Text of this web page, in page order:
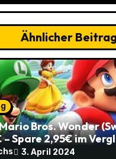
Ähnlicher
Bros. Wonder
– Spare 2,95€ im
🎮
3. April 2024